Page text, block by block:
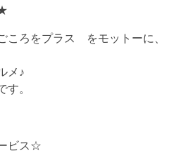
ころをプラス をモットーに、
メ♪
す。
ビス☆